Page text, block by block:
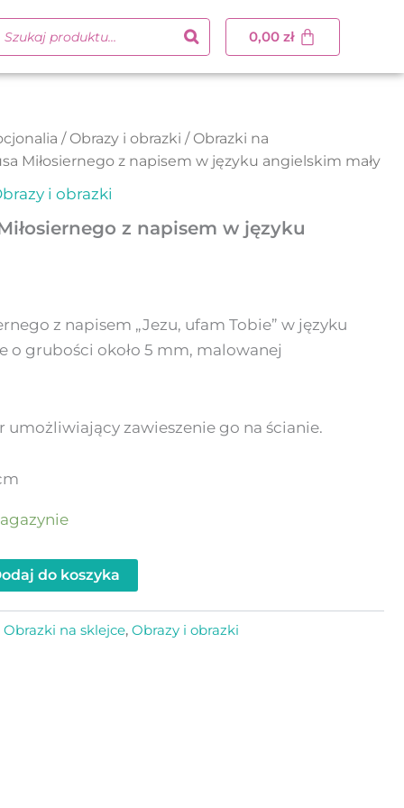
0,00zł
/ Obrazy i obrazki / Obrazki na
Miłosiernego z napisem w języku angielskim mały
i obrazki
z napisem w języku
z napisem „Jezu, ufam Tobie” w języku
o grubości około 5 mm, malowanej
umożliwiający zawieszenie go na ścianie.
do koszyka
Obrazki na sklejce, Obrazy i obrazki